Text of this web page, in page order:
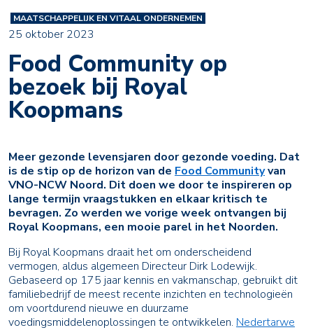
MAATSCHAPPELIJK EN VITAAL ONDERNEMEN
25 oktober 2023
Food Community op
bezoek bij Royal
Koopmans
Meer gezonde levensjaren door gezonde voeding. Dat
is de stip op de horizon van de Food Communityvan
VNO-NCW Noord. Dit doen we door te inspireren op
lange termijn vraagstukken en elkaar kritisch te
bevragen. Zo werden we vorige week ontvangen bij
Royal Koopmans, een mooie parel in het Noorden.
Bij Royal Koopmans draait het om onderscheidend
vermogen, aldus algemeen Directeur Dirk Lodewijk.
Gebaseerd op 175 jaar kennis en vakmanschap, gebruikt dit
familiebedrijf de meest recente inzichten en technologieën
om voortdurend nieuwe en duurzame
voedingsmiddelenoplossingen te ontwikkelen. Nedertarwe